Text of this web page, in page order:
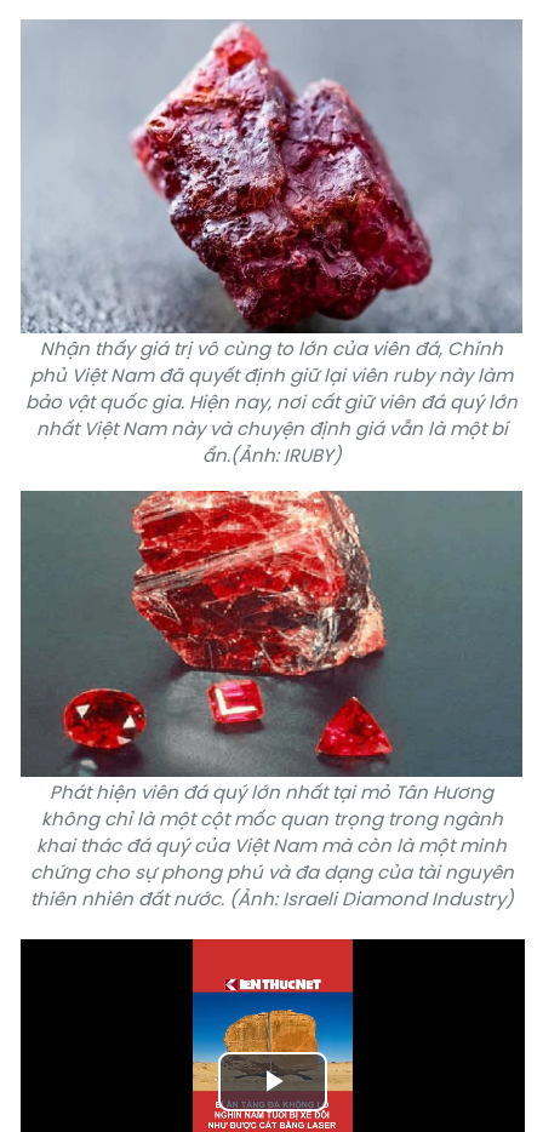
Nhận thấy giá trị vô cùng to lớn của viên đá, Chính
phủ Việt Nam đã quyết định giữ lại viên ruby này làm
bảo vật quốc gia. Hiện nay, nơi cất giữ viên đá quý lớn
nhất Việt Nam này và chuyện định giá vẫn là một bí
ẩn.(Ảnh: IRUBY)
Phát hiện viên đá quý lớn nhất tại mỏ Tân Hương
không chỉ là một cột mốc quan trọng trong ngành
khai thác đá quý của Việt Nam mà còn là một minh
chứng cho sự phong phú và đa dạng của tài nguyên
thiên nhiên đất nước. (Ảnh: Israeli Diamond Industry)
Play